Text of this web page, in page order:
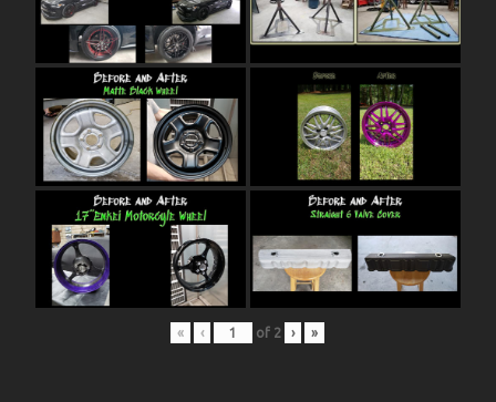
« ‹ of 2 › »